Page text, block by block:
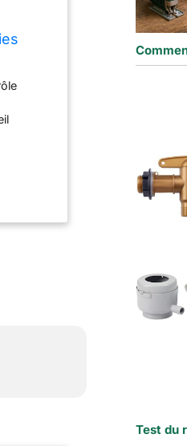
IP60 et
de
Test du